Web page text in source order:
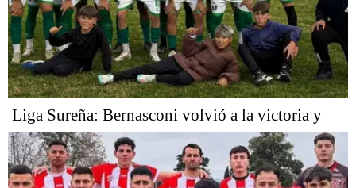
Liga Sureña: Bernasconi volvió a la victoria y